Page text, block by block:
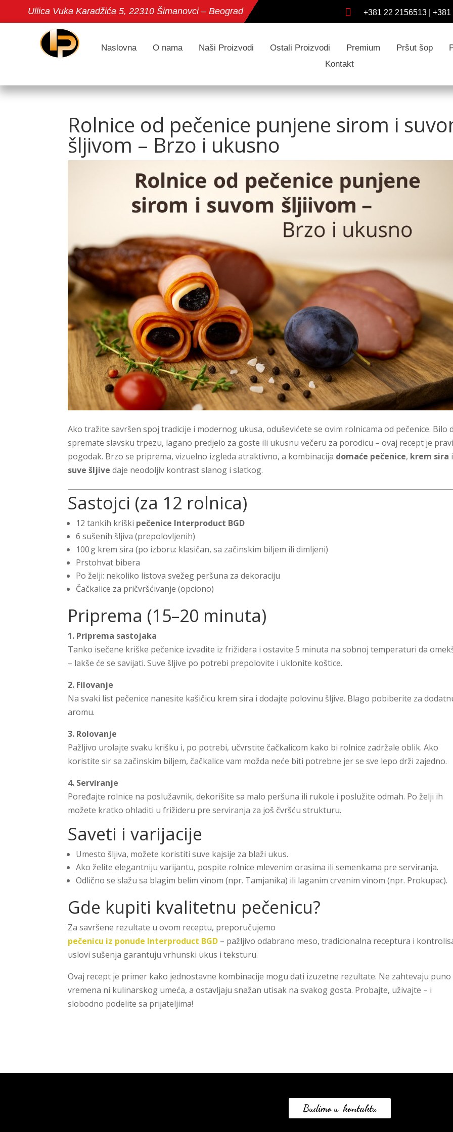
Ullica Vuka Karadžića 5, 22310 Šimanovci – Beograd  +381 22 2156513 +381
Naslovna O nama Naši Proizvodi Ostali Proizvodi Premium Pršut šop
Kontakt
Rolnice od pečenice punjene sirom i
šljivom – Brzo i ukusno
Ako tražite savršen spoj tradicije i modernog ukusa, oduševićete se ovim rolnicama od pečenice. Bilo
spremate slavsku trpezu, lagano predjelo za goste ili ukusnu večeru za porodicu – ovaj recept je
pogodak. Brzo se priprema, vizuelno izgleda atraktivno, a kombinacija domaće pečenice, krem sira i
suve šljive daje neodoljiv kontrast slanog i slatkog.
Sastojci (za 12 rolnica)
12 tankih kriški pečenice Interproduct BGD
6 sušenih šljiva (prepolovljenih)
100 g krem sira (po izboru: klasičan, sa začinskim biljem ili dimljeni)
Prstohvat bibera
Po želji: nekoliko listova svežeg peršuna za dekoraciju
Čačkalice za pričvršćivanje (opciono)
Priprema (15–20 minuta)
1. Priprema sastojaka
Tanko isečene kriške pečenice izvadite iz frižidera i ostavite 5 minuta na sobnoj temperaturi da
– lakše će se savijati. Suve šljive po potrebi prepolovite i uklonite koštice.
2. Filovanje
Na svaki list pečenice nanesite kašičicu krem sira i dodajte polovinu šljive. Blago pobiberite za
aromu.
3. Rolovanje
Pažljivo urolajte svaku krišku i, po potrebi, učvrstite čačkalicom kako bi rolnice zadržale oblik. Ako
koristite sir sa začinskim biljem, čačkalice vam možda neće biti potrebne jer se sve lepo drži zajedno.
4. Serviranje
Poređajte rolnice na poslužavnik, dekorišite sa malo peršuna ili rukole i poslužite odmah. Po želji ih
možete kratko ohladiti u frižideru pre serviranja za još čvršću strukturu.
Saveti i varijacije
Umesto šljiva, možete koristiti suve kajsije za blaži ukus.
Ako želite elegantniju varijantu, pospite rolnice mlevenim orasima ili semenkama pre serviranja.
Odlično se slažu sa blagim belim vinom (npr. Tamjanika) ili laganim crvenim vinom (npr. Prokupac).
Gde kupiti kvalitetnu pečenicu?
Za savršene rezultate u ovom receptu, preporučujemo
pečenicu iz ponude Interproduct BGD – pažljivo odabrano meso, tradicionalna receptura i
uslovi sušenja garantuju vrhunski ukus i teksturu.
Ovaj recept je primer kako jednostavne kombinacije mogu dati izuzetne rezultate. Ne zahtevaju puno
vremena ni kulinarskog umeća, a ostavljaju snažan utisak na svakog gosta. Probajte, uživajte – i
slobodno podelite sa prijateljima!
Budimo u kontaktu